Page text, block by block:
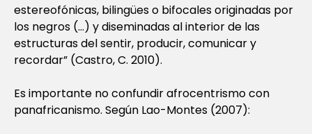
estereofónicas, bilingües o bifocales originadas por
los negros (…) y diseminadas al interior de las
estructuras del sentir, producir, comunicar y
recordar” (Castro, C. 2010).
Es importante no confundir afrocentrismo con
panafricanismo. Según Lao-Montes (2007):